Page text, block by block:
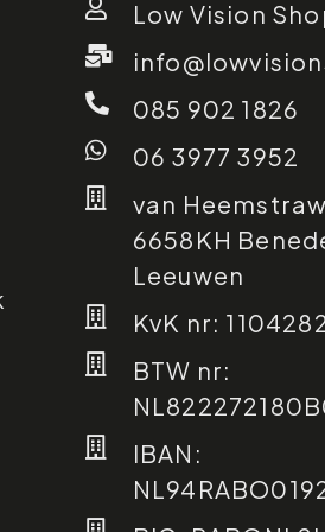
Low Vision
085 902 1826
06 3977 3952
van
6658KH
Leeuwen
KvK nr:
BTW nr:
IBAN: